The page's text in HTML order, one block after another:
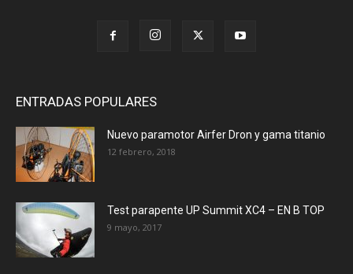
ENTRADAS POPULARES
Nuevo paramotor Airfer Dron y gama titanio
12 febrero, 2018
Test parapente UP Summit XC4 – EN B TOP
9 mayo, 2017